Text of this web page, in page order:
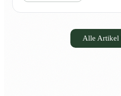
Alle Artikel